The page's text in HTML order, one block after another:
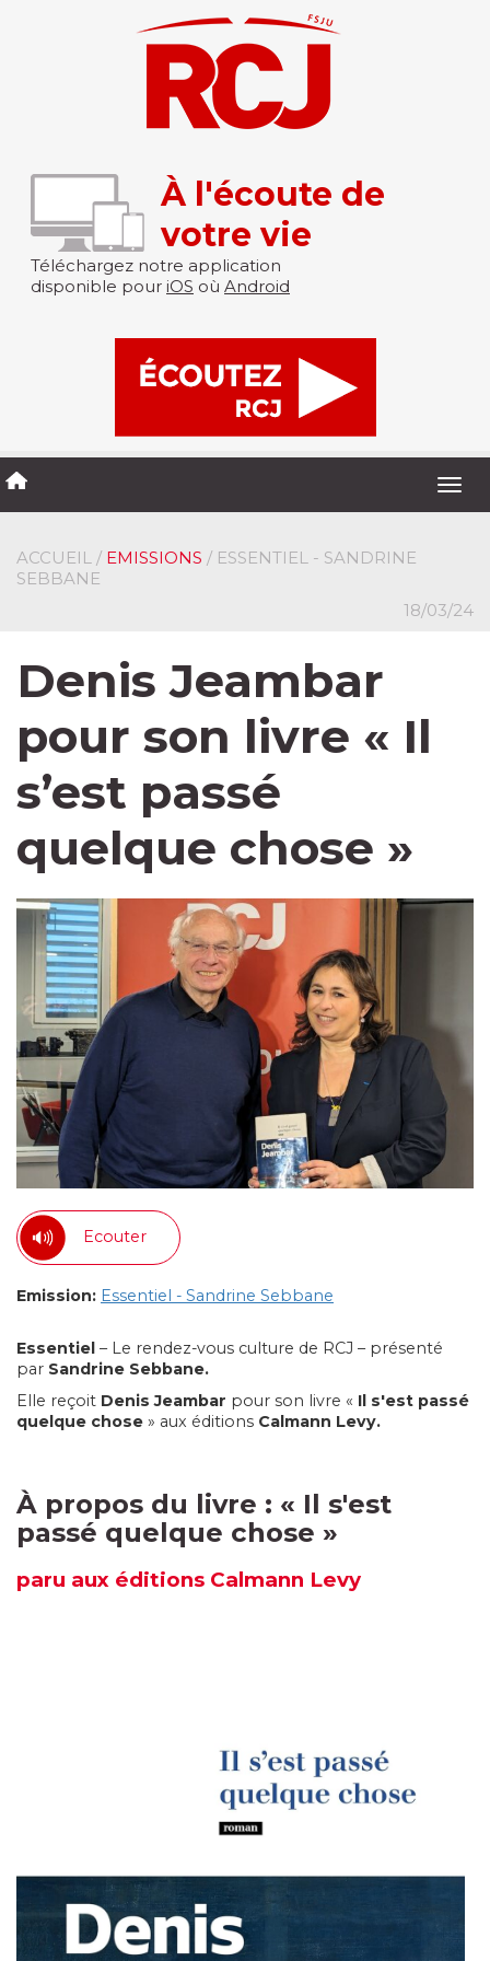
À l'écoute de
votre vie
Téléchargez notre application
disponible pour iOS où Android
ACCUEIL / EMISSIONS / ESSENTIEL - SANDRINE
SEBBANE
18/03/24
Denis Jeambar
pour son livre « Il
s’est passé
quelque chose »
Ecouter
Emission: Essentiel - Sandrine Sebbane
Essentiel – Le rendez-vous culture de RCJ – présenté
par Sandrine Sebbane.
Elle reçoit Denis Jeambar pour son livre « Il s'est passé
quelque chose » aux éditions Calmann Levy.
À propos du livre : « Il s'est
passé quelque chose »
paru aux éditions Calmann Levy